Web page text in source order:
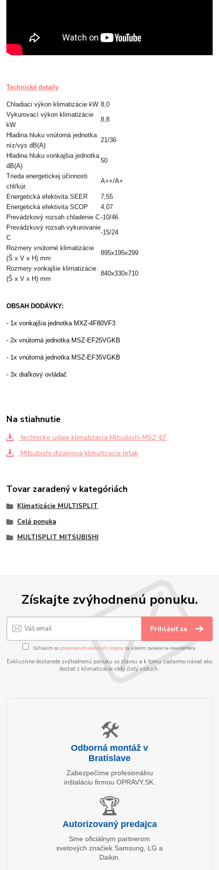
Technické detaily
Chladiaci výkon klimatizácie kW 8,0
Vykurovací výkon klimatizácie
kW
8,8
Hladina hluku vnútorná jednotka
níz/vys dB(A)
21/36
Hladina hluku vonkajšia jednotka
dB(A)
50
Trieda energetickej účinnosti
chl/kúr.
A++/A+
Energetická efektivita SEER
7,55
Energetická efektivita SCOP
4,07
Prevádzkový rozsah chladenie C-10/46
Prevádzkový rozsah vykurovanie
C
-15/24
Rozmery vnútorné klimatizácie
(Š x V x H) mm
895x195x299
Rozmery vonkajšie klimatizácie
(Š x V x H) mm
840x330x710
OBSAH DODÁVKY:
- 1x vonkajšia jednotka MXZ-4F80VF3
- 2x vnútorná jednotka MSZ-EF25VGKB
- 1x vnútorná jednotka MSZ-EF35VGKB
- 3x diaľkový ovládač
Na stiahnutie
technicke udaje klimatizacia Mitsubishi MSZ-EF
Mitsubishi dizajnova klimatizacia letak
Tovar zaradený v kategóriách
Klimatizácie MULTISPLIT
Celá ponuka
MULTISPLIT MITSUBISHI
Získajte zvýhodnenú ponuku.
Prihlásiť sa
Súhlasím sospracovaním osobných údajov za účelom zasielania newslettera.
Exkluzívne dostanete zvýhodnenú ponuku so zľavou a k tomu zadarmo návod ako
dostať z klimatizácie vždy čistý vzduch.
🛠️
Odborná montáž v
Bratislave
Zabezpečíme profesionálnu
inštaláciu firmou OPRAVY.SK.
🏆
Autorizovaný predajca
Sme oficiálnym partnerom
svetových značiek Samsung, LG a
Daikin.